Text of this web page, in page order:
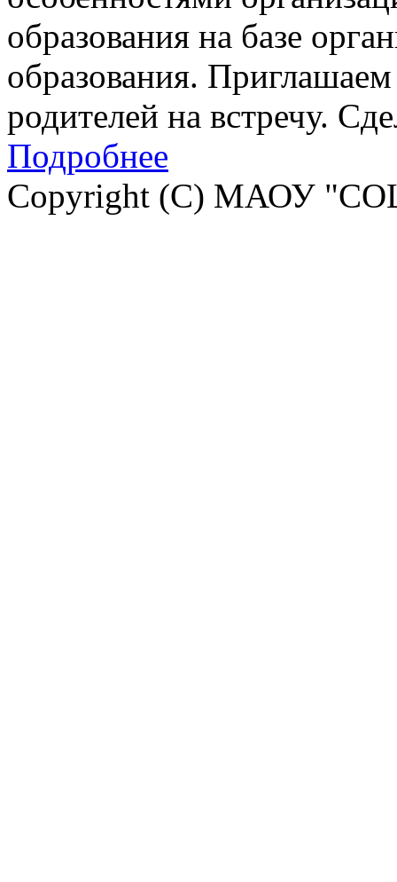
образования на базе
образования.
родителей на встречу.
Подробнее
Copyright (C) МАОУ